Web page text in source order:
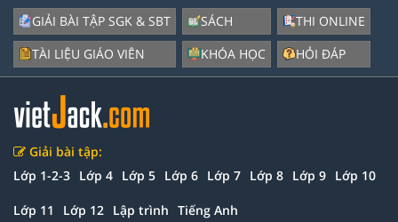
GIẢI BÀI TẬP SGK & SBT
TÀI LIỆU GIÁO VIÊN
SÁCH
KHÓA HỌC
THI ONLINE
HỎI ĐÁP
Giải bài tập:
Lớp 1-2-3 Lớp 4 Lớp 5 Lớp 6 Lớp 7 Lớp 8 Lớp 9 Lớp 10
Lớp 11 Lớp 12 Lập trình Tiếng Anh